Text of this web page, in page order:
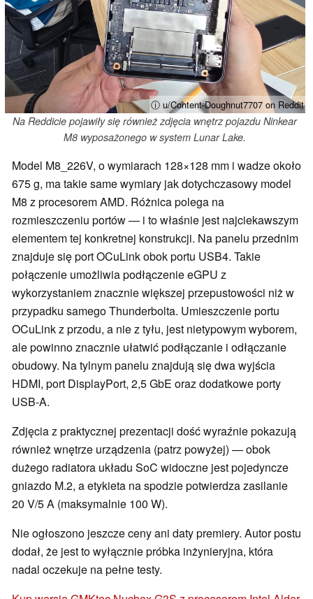
ⓘ u/Content-Doughnut7707 on Reddit
Na Reddicie pojawiły się również zdjęcia wnętrz pojazdu Ninkear
M8 wyposażonego w system Lunar Lake.
Model M8_226V, o wymiarach 128×128 mm i wadze około
675 g, ma takie same wymiary jak dotychczasowy model
M8 z procesorem AMD. Różnica polega na
rozmieszczeniu portów — i to właśnie jest najciekawszym
elementem tej konkretnej konstrukcji. Na panelu przednim
znajduje się port OCuLink obok portu USB4. Takie
połączenie umożliwia podłączenie eGPU z
wykorzystaniem znacznie większej przepustowości niż w
przypadku samego Thunderbolta. Umieszczenie portu
OCuLink z przodu, a nie z tyłu, jest nietypowym wyborem,
ale powinno znacznie ułatwić podłączanie i odłączanie
obudowy. Na tylnym panelu znajdują się dwa wyjścia
HDMI, port DisplayPort, 2,5 GbE oraz dodatkowe porty
USB-A.
Zdjęcia z praktycznej prezentacji dość wyraźnie pokazują
również wnętrze urządzenia (patrz powyżej) — obok
dużego radiatora układu SoC widoczne jest pojedyncze
gniazdo M.2, a etykieta na spodzie potwierdza zasilanie
20 V/5 A (maksymalnie 100 W).
Nie ogłoszono jeszcze ceny ani daty premiery. Autor postu
dodał, że jest to wyłącznie próbka inżynieryjna, która
nadal oczekuje na pełne testy.